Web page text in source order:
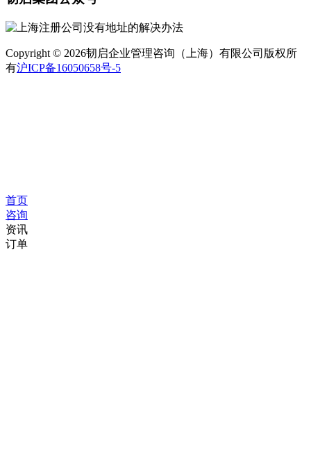
Copyright © 2026韧启企业管理咨询（上海）有限公司版权所
有沪ICP备16050658号-5
首页
咨询
资讯
订单